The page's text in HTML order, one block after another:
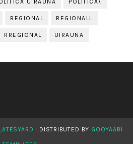
UIRAÚNA POLITICA\
REGIONAL REGIONALL
RREGIONAL UIRAUNA
| DISTRIBUTED BY GOOYAABI